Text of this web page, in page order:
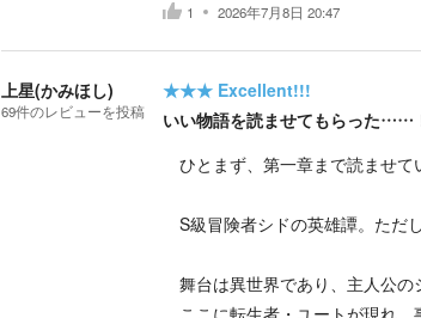
1 2026年7月8日 20:47
上星(かみほし)
69件のレビューを投稿
★★★ Excellent!!!
いい物語を読ませてもらった……
ひとまず、第一章まで読ませて
S級冒険者シドの英雄譚。ただ
舞台は異世界であり、主人公の
ここに転生者・ユートが現れ、